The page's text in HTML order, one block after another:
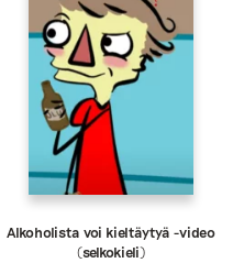
Alkoholista voi kieltäytyä -video
(selkokieli)